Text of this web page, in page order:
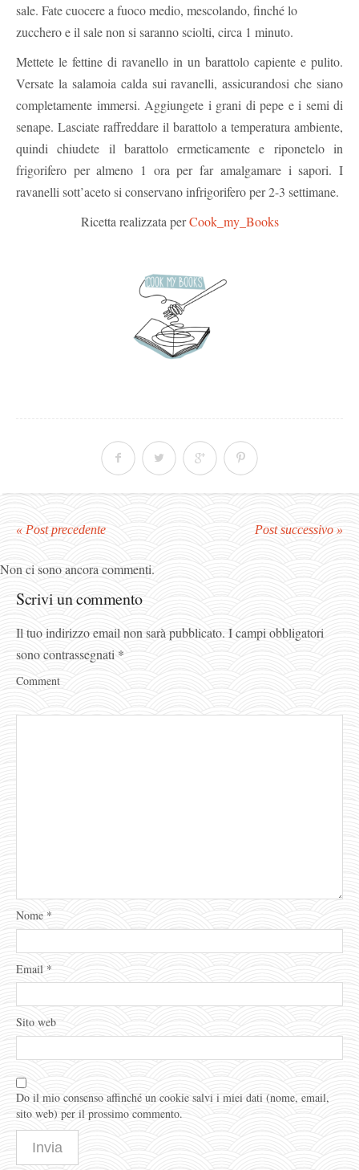
sale. Fate cuocere a fuoco medio, mescolando, finché lo
zucchero e il sale non si saranno sciolti, circa 1 minuto.
Mettete le fettine di ravanello in un barattolo capiente e pulito.
Versate la salamoia calda sui ravanelli, assicurandosi che siano
completamente immersi. Aggiungete i grani di pepe e i semi di
senape. Lasciate raffreddare il barattolo a temperatura ambiente,
quindi chiudete il barattolo ermeticamente e riponetelo in
frigorifero per almeno 1 ora per far amalgamare i sapori. I
ravanelli sott’aceto si conservano infrigorifero per 2-3 settimane.
Ricetta realizzata perCook_my_Books
« Post precedente Post successivo »
Non ci sono ancora commenti.
Scrivi un commento
Il tuo indirizzo email non sarà pubblicato. I campi obbligatori
sono contrassegnati *
Comment
Nome *
Email *
Sito web
Do il mio consenso affinché un cookie salvi i miei dati (nome, email,
sito web) per il prossimo commento.